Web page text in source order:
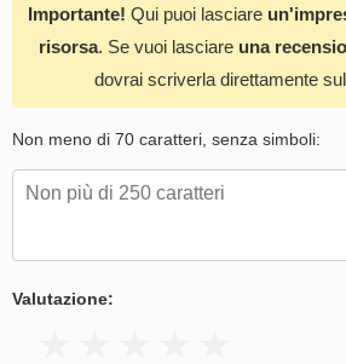
Importante! Qui puoi lasciare
risorsa. Se vuoi lasciare una
dovrai scriverla direttamente
Non meno di 70 caratteri, senza simboli:
Valutazione: